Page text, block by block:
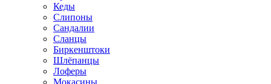
Кеды
Слипоны
Сандалии
Сланцы
Биркенштоки
Шлёпанцы
Лоферы